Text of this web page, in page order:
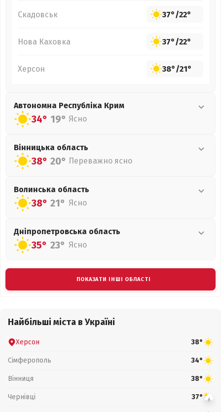
Скадовськ 37°/22°
Нова Каховка 37°/22°
Херсон 38°/21°
Автономна Республіка Крим
34° 19° Ясно
Вінницька область
38° 20° Переважно ясно
Волинська область
38° 21° Ясно
Дніпропетровська область
35° 23° Ясно
ПОКАЗАТИ ІНШІ ОБЛАСТІ
Найбільші міста в Україні
Херсон 38°
Сімферополь 34°
Вінниця 38°
Чернівці 37°